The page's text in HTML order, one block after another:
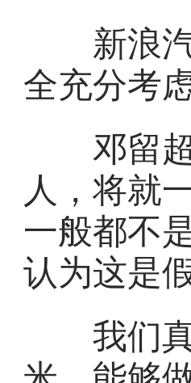
新浪汽
全充分考
邓留超
人，将就
一般都不
认为这是
我们真